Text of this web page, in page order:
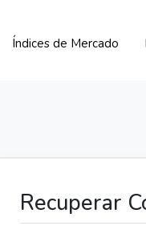
Índices de Mercado
Recuperar